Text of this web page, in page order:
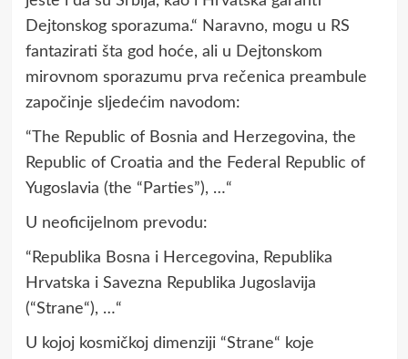
Deјtonskog sporazuma.“ Naravno, mogu u RS
fantazirati šta god hoće, ali u Dejtonskom
mirovnom sporazumu prva rečenica preambule
započinje sljedećim navodom:
“The Republic of Bosnia and Herzegovina, the
Republic of Croatia and the Federal Republic of
Yugoslavia (the “Parties”), …“
U neoficijelnom prevodu:
“Republika Bosna i Hercegovina, Republika
Hrvatska i Savezna Republika Jugoslavija
(“Strane“), …“
U kojoj kosmičkoj dimenziji “Strane“ koje